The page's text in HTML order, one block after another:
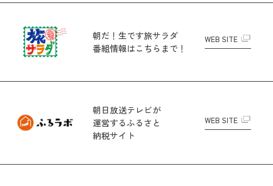
朝だ！生です旅サラダ
番組情報はこちらまで！
WEB SITE
朝日放送テレビが
運営するふるさと
納税サイト
WEB SITE